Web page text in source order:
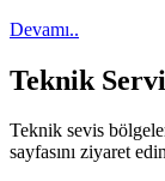
Devamı..
Teknik
Teknik sevis
sayfasını ziyaret